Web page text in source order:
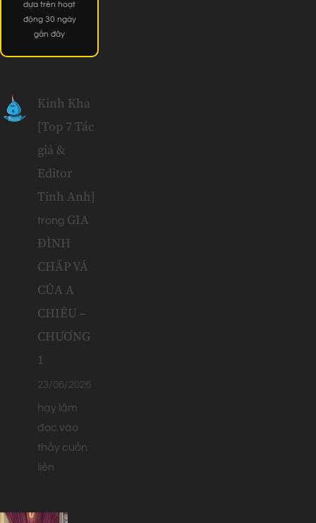
dựa trên hoạt
động 30 ngày
gần đây
Kinh Kha
[Top 7 Tác
giả &
Editor
Tinh Anh]
trong GIA
ĐÌNH
CHẤP VÁ
CỦA A
CHIÊU –
CHƯƠNG
1
23/06/2026
hay lắm
đọc vào
thấy cuốn
liền